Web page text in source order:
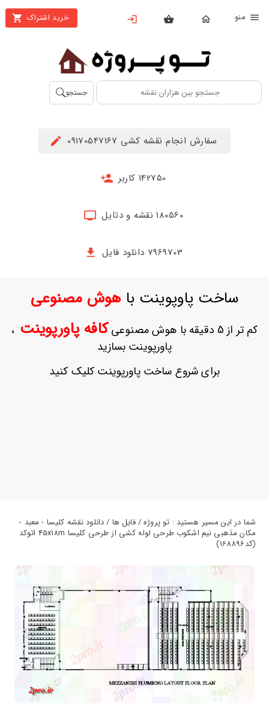
خرید اشتراک
بستن
محصولات
تهیه
اشتراک
حساب
ثبت
بازیابی
جستجو
سفارش انجام نقشه کشی 09170547167
142750 کاربر
180560 نقشه و دتایل
7969703 دانلود فایل
ساخت پاوپوینت باهوش مصنوعی
کم تر از 5 دقیقه با هوش مصنوعی کافه پاورپوینت ،
پاورپوینت بسازید
برای شروع ساخت پاورپوینت کلیک کنید
شما در این مسیر هستید : تو پروژه / فایل ها / دانلود نقشه کلیسا - معبد -
مکان مذهبی نیم اشکوب طرحی لوله کشی از طرحی کلیسا 45x18m اتوکد
(کد168896)